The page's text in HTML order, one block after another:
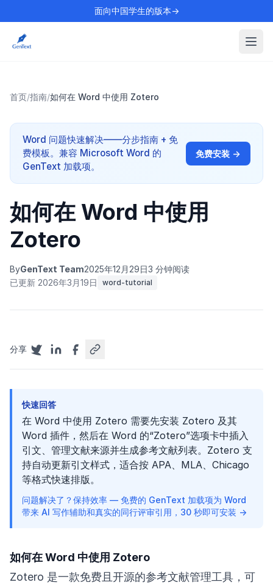
面向中国学生的版本→
首页/指南/如何在 Word 中使用 Zotero
Word 问题快速解决——分步指南 + 免
费模板。兼容 Microsoft Word 的
GenText 加载项。
免费安装 →
如何在 Word 中使用
Zotero
ByGenText Team2025年12月29日3 分钟阅读
已更新 2026年3月19日
word-tutorial
分享
快速回答
在 Word 中使用 Zotero 需要先安装 Zotero 及其
Word 插件，然后在 Word 的“Zotero”选项卡中插入
引文、管理文献来源并生成参考文献列表。Zotero 支
持自动更新引文样式，适合按 APA、MLA、Chicago
等格式快速排版。
问题解决了？保持效率 — 免费的 GenText 加载项为 Word
带来 AI 写作辅助和真实的同行评审引用，30 秒即可安装 →
如何在 Word 中使用 Zotero
Zotero 是一款免费且开源的参考文献管理工具，可